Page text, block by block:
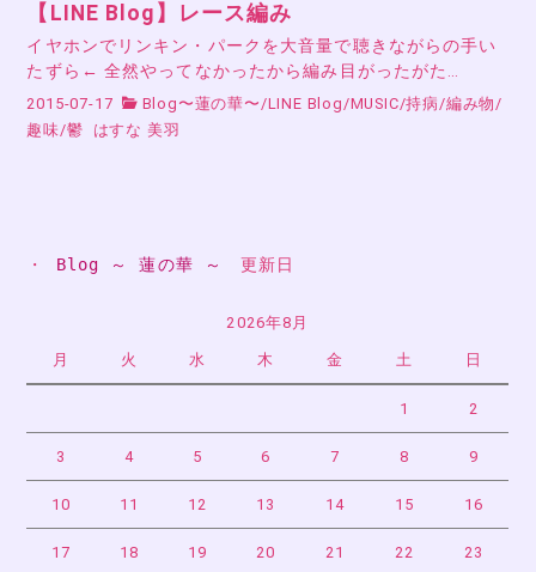
【LINE Blog】レース編み
イヤホンでリンキン・パークを大音量で聴きながらの手い
たずら← 全然やってなかったから編み目がったがた…
2015-07-17 Blog〜蓮の華〜 /LINE Blog /MUSIC/持病 /編み物 /
趣味/鬱 はすな 美羽
・ Blog ～ 蓮の華 ～ 更新日
2026年8月
月 火 水 木 金 土 日
1 2
3 4 5 6 7 8 9
10 11 12 13 14 15 16
17 18 19 20 21 22 23